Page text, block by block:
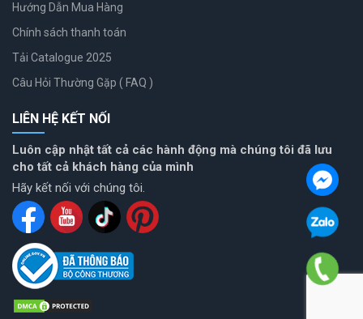
Hướng Dẫn Mua Hàng
Chính sách thanh toán
Tải Catalogue 2025
Câu Hỏi Thường Gặp ( FAQ )
LIÊN HỆ KẾT NỐI
Luôn cập nhật tất cả các hành động mà chúng tôi đã lưu
cho tất cả khách hàng của mình
Hãy kết nối với chúng tôi.